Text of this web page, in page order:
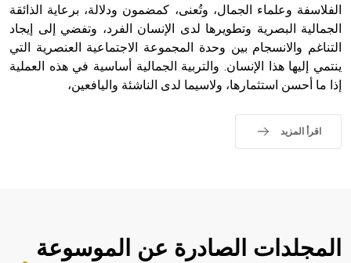
الفلاسفة وعلماء الجمال، وتُعنى، كمضمون ودلالة، برعاية الذائقة
الجمالية البصرية وتطويرها لدى الإنسان الفرد، وتفضي إلى إيجاد
التناغم والانسجام بين وحدة المجموعة الاجتماعية العنصرية التي
ينتمي إليها هذا الإنسان. والتربية الجمالية أساسية في هذه العملية
إذا ما أحسن استثمارها، ولاسيما لدى الناشئة واليافعين،
اقرأ المزيد
المجلدات الصادرة عن الموسوعة